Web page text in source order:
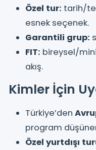
Özel tur: tarih/
esnek seçenek.
Garantili grup:
FIT: bireysel/
akış.
Kimler İçin
Türkiye’den
program
Özel yurtdışı